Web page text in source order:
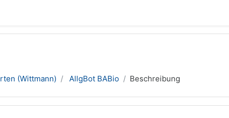
(Wittmann) AllgBot BABio Beschreibung